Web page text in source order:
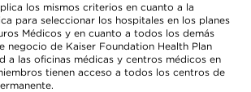
los mismos criterios en cuanto a la
para seleccionar los hospitales en los planes
Médicos y en cuanto a todos los demás
negocio de Kaiser Foundation Health Plan
a las oficinas médicas y centros médicos en
tienen acceso a todos los centros de